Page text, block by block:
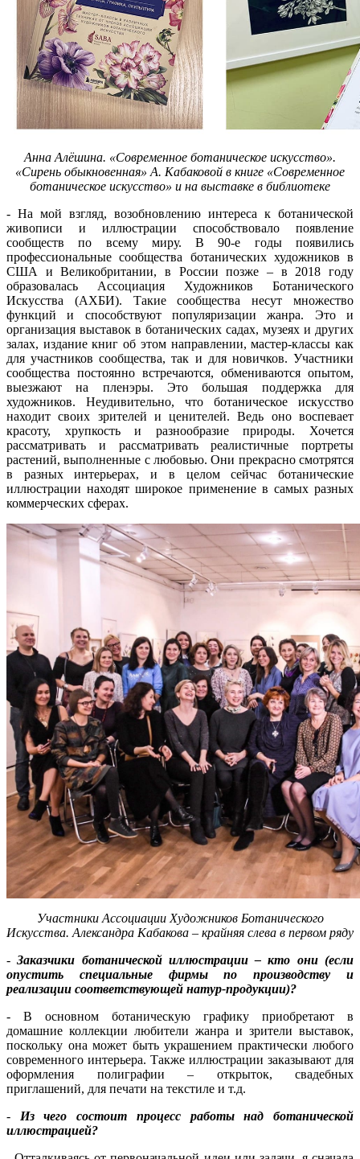
Анна Алёшина. «Современное ботаническое искусство».
«Сирень обыкновенная» А. Кабаковой в книге «Современное
ботаническое искусство» и на выставке в библиотеке
- На мой взгляд, возобновлению интереса к ботанической
живописи и иллюстрации способствовало появление
сообществ по всему миру. В 90-е годы появились
профессиональные сообщества ботанических художников в
США и Великобритании, в России позже – в 2018 году
образовалась Ассоциация Художников Ботанического
Искусства (АХБИ). Такие сообщества несут множество
функций и способствуют популяризации жанра. Это и
организация выставок в ботанических садах, музеях и других
залах, издание книг об этом направлении, мастер-классы как
для участников сообщества, так и для новичков. Участники
сообщества постоянно встречаются, обмениваются опытом,
выезжают на пленэры. Это большая поддержка для
художников. Неудивительно, что ботаническое искусство
находит своих зрителей и ценителей. Ведь оно воспевает
красоту, хрупкость и разнообразие природы. Хочется
рассматривать и рассматривать реалистичные портреты
растений, выполненные с любовью. Они прекрасно смотрятся
в разных интерьерах, и в целом сейчас ботанические
иллюстрации находят широкое применение в самых разных
коммерческих сферах.
Участники Ассоциации Художников Ботанического
Искусства. Александра Кабакова – крайняя слева в первом ряду
-Заказчики ботанической иллюстрации – кто они (если
опустить специальные фирмы по производству и
реализации соответствующей натур-продукции)?
- В основном ботаническую графику приобретают в
домашние коллекции любители жанра и зрители выставок,
поскольку она может быть украшением практически любого
современного интерьера. Также иллюстрации заказывают для
оформления полиграфии – открыток, свадебных
приглашений, для печати на текстиле и т.д.
- Из чего состоит процесс работы над ботанической
иллюстрацией?